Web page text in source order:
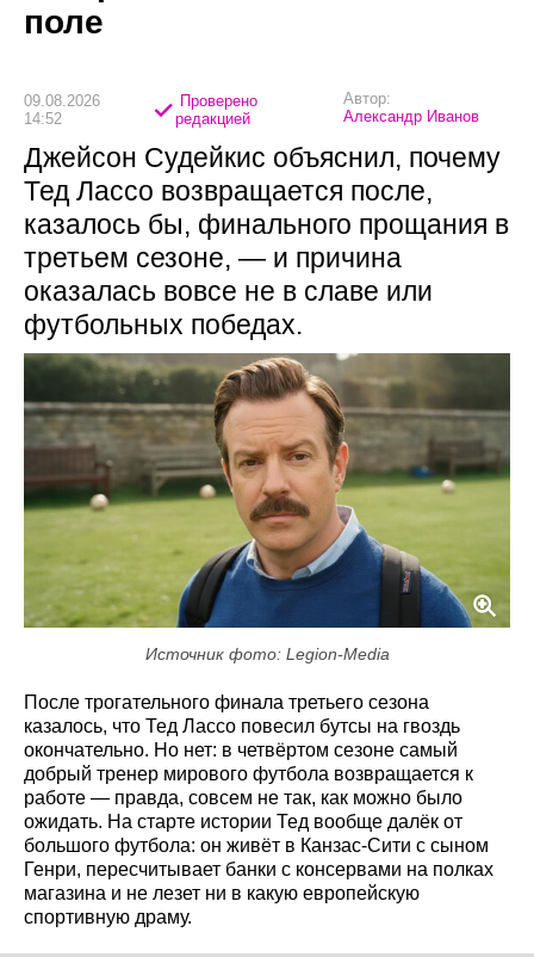
поле
09.08.2026
14:52
Проверено
редакцией
Автор:
Александр Иванов
Джейсон Судейкис объяснил, почему
Тед Лассо возвращается после,
казалось бы, финального прощания в
третьем сезоне, — и причина
оказалась вовсе не в славе или
футбольных победах.
Источник фото: Legion-Media
После трогательного финала третьего сезона
казалось, что Тед Лассо повесил бутсы на гвоздь
окончательно. Но нет: в четвёртом сезоне самый
добрый тренер мирового футбола возвращается к
работе — правда, совсем не так, как можно было
ожидать. На старте истории Тед вообще далёк от
большого футбола: он живёт в Канзас-Сити с сыном
Генри, пересчитывает банки с консервами на полках
магазина и не лезет ни в какую европейскую
спортивную драму.